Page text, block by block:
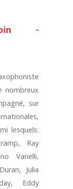
-
nombreux
sur
lesquels:
Ray
Vanelli,
Julia
Eddy